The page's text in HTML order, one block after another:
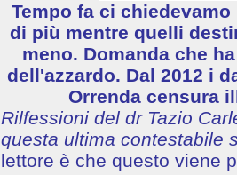
Tempo fa ci
di più mentre quelli
meno. Domanda che
dell'azzardo. Dal 2012 i
Orrenda censura
Rilfessioni del dr Tazio
questa ultima contestabile
lettore è che questo viene